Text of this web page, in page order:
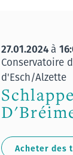
27.01.2024à
Conservatoire
d'Esch/Alzette
Acheter des